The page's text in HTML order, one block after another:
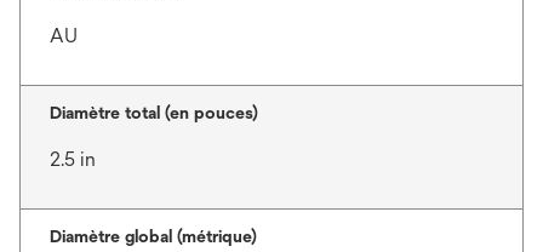
AU
Diamètre total (en pouces)
2.5 in
Diamètre global (métrique)